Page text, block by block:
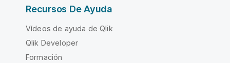
Recursos De Ayuda
Vídeos de ayuda de Qlik
Qlik Developer
Formación